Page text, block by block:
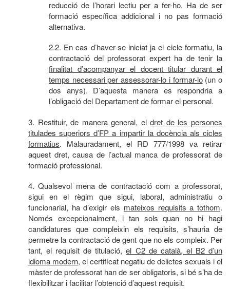
reducció de l’horari lectiu per a fer-ho. Ha de ser
formació específica addicional i no pas formació
alternativa.
2.2. En cas d’haver-se iniciat ja el cicle formatiu, la
contractació del professorat expert ha de tenir la
finalitat d’acompanyar el docent titular durant el
temps necessari per assessorar-lo i formar-lo(un o
dos anys). D’aquesta manera es respondria a
l’obligació del Departament de formar el personal.
3. Restituir, de manera general, eldret de les persones
titulades superiors d’FP a impartir la docència als cicles
formatius. Malauradament, el RD 777/1998 va retirar
aquest dret, causa de l’actual manca de professorat de
formació professional.
4. Qualsevol mena de contractació com a professorat,
sigui en el règim que sigui, laboral, administratiu o
funcionarial, ha d’exigir els mateixos requisits a tothom.
Només excepcionalment, i tan sols quan no hi hagi
candidatures que compleixin els requisits, s’hauria de
permetre la contractació de gent que no els compleix. Per
tant, el requisit de titulació,el C2 de català, el B2 d’un
idioma modern, el certificat negatiu de delictes sexuals i el
màster de professorat han de ser obligatoris, si bé s’ha de
flexibilitzar i facilitar l’obtenció d’aquest requisit.